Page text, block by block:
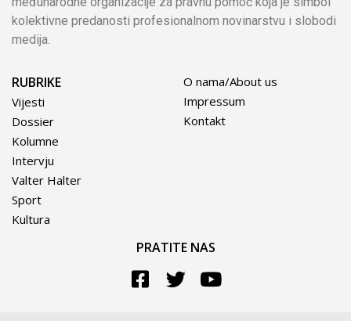
kolektivne predanosti profesionalnom novinarstvu i slobodi
medija.
RUBRIKE
Vijesti
Dossier
Kolumne
Intervju
Valter Halter
Sport
Kultura
O nama/About us
Impressum
Kontakt
PRATITE NAS